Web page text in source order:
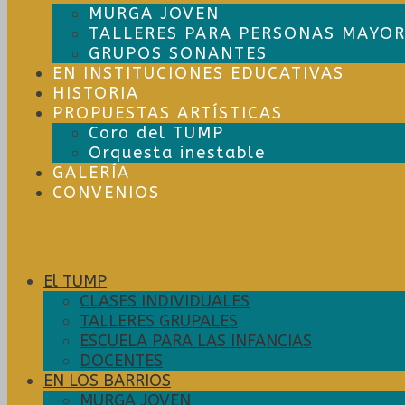
MURGA JOVEN
TALLERES PARA PERSONAS
GRUPOS SONANTES
EN INSTITUCIONES EDUCATIVAS
HISTORIA
PROPUESTAS ARTÍSTICAS
Coro del TUMP
Orquesta inestable
GALERÍA
CONVENIOS
El TUMP
CLASES INDIVIDUALES
TALLERES GRUPALES
ESCUELA PARA LAS INFANCIAS
DOCENTES
EN LOS BARRIOS
MURGA JOVEN